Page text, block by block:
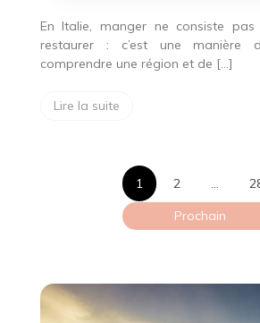
En Italie, manger ne consiste
restaurer : c’est une manière
comprendre une région et de […]
Lire la suite
des
1 2 …
Prochain